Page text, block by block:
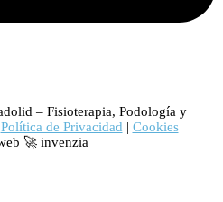
– Fisioterapia, Podología y
Política de Privacidad | Cookies
🚀 invenzia